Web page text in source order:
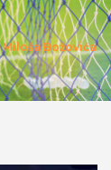
Božovića